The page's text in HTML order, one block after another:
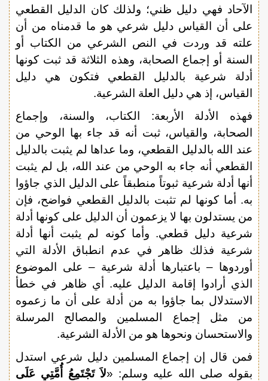
الآحاد فهي دليل ظني؛ ولذلك كان الدليل القطعي
على أن القياس دليل شرعي هو ما قدمناه من أن
علته قد وردت في النص الشرعي من الكتاب أو
السنة أو إجماع الصحابة، وهذه الثلاثة قد ثبت كونها
أدلة شرعية بالدليل القطعي فتكون هي دليل
القياس، إذ هي دليل العلة الشرعية.
فهذه الأدلة الأربعة: الكتاب، والسنة، وإجماع
الصحابة، والقياس، ثبت أنه قد جاء بها الوحي من
عند الله بالدليل القطعي، وما عداها لم يثبت بالدليل
القطعي أنه جاء به الوحي من عند الله، بل لم يثبت
أنها أدلة شرعية ثبوتاً منطبقاً على الدليل الذي جاؤوا
به. أما كونها لم تثبت بالدليل القطعي فواضح، فإن
من يستدلون بها لا يزعمون أن الدليل على كونها أدلة
شرعية دليل قطعي. وأما كونه لم يثبت أنها أدلة
شرعية فذلك ظاهر في عدم انطباق الأدلة التي
أوردوها – باعتبارها أدلة شرعية – على الموضوع
الذي أرادوا إقامة الدليل عليه. أي ظاهر في خطأ
الاستدلال بما جاؤوا به من أدلة على أن ما زعموه
من مثل إجماع المسلمين والمصالح المرسلة
والاستحسان ونحوها هو من الأدلة الشرعية.
فمن قال إن إجماع المسلمين دليل شرعي استدل
بقوله صلى الله عليه وسلم: «لاَ تَجْتَمِعُ أُمَّتِي عَلَى